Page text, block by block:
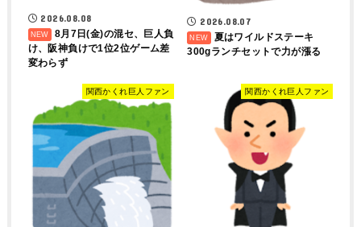
2026.08.08
8月7日(金)の混セ、巨人負
け、阪神負けで1位2位ゲーム差
変わらず
2026.08.07
夏はワイルドステーキ
300gランチセットで力が漲る
関西かくれ巨人ファン 関西かくれ巨人ファン